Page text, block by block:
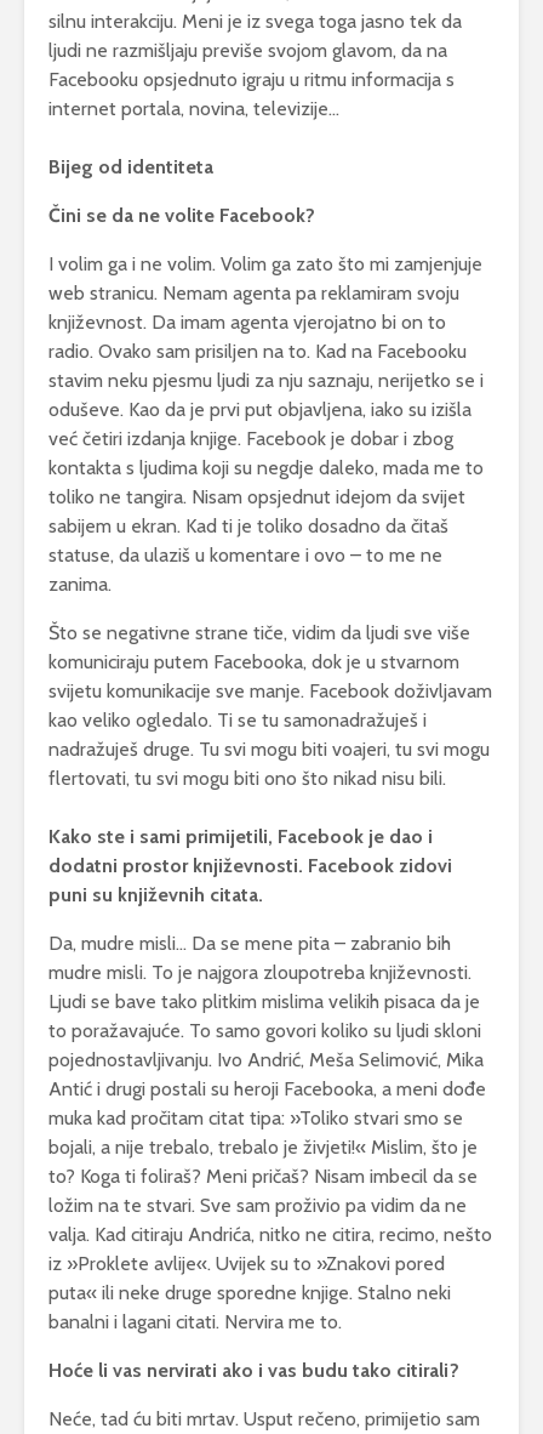
silnu interakciju. Meni je iz svega toga jasno tek da
ljudi ne razmišljaju previše svojom glavom, da na
Facebooku opsjednuto igraju u ritmu informacija s
internet portala, novina, televizije…
Bijeg od identiteta
Čini se da ne volite Facebook?
I volim ga i ne volim. Volim ga zato što mi zamjenjuje
web stranicu. Nemam agenta pa reklamiram svoju
književnost. Da imam agenta vjerojatno bi on to
radio. Ovako sam prisiljen na to. Kad na Facebooku
stavim neku pjesmu ljudi za nju saznaju, nerijetko se i
oduševe. Kao da je prvi put objavljena, iako su izišla
već četiri izdanja knjige. Facebook je dobar i zbog
kontakta s ljudima koji su negdje daleko, mada me to
toliko ne tangira. Nisam opsjednut idejom da svijet
sabijem u ekran. Kad ti je toliko dosadno da čitaš
statuse, da ulaziš u komentare i ovo – to me ne
zanima.
Što se negativne strane tiče, vidim da ljudi sve više
komuniciraju putem Facebooka, dok je u stvarnom
svijetu komunikacije sve manje. Facebook doživljavam
kao veliko ogledalo. Ti se tu samonadražuješ i
nadražuješ druge. Tu svi mogu biti voajeri, tu svi mogu
flertovati, tu svi mogu biti ono što nikad nisu bili.
Kako ste i sami primijetili, Facebook je dao i
dodatni prostor književnosti. Facebook zidovi
puni su književnih citata.
Da, mudre misli… Da se mene pita – zabranio bih
mudre misli. To je najgora zloupotreba književnosti.
Ljudi se bave tako plitkim mislima velikih pisaca da je
to poražavajuće. To samo govori koliko su ljudi skloni
pojednostavljivanju. Ivo Andrić, Meša Selimović, Mika
Antić i drugi postali su heroji Facebooka, a meni dođe
muka kad pročitam citat tipa: »Toliko stvari smo se
bojali, a nije trebalo, trebalo je živjeti!« Mislim, što je
to? Koga ti foliraš? Meni pričaš? Nisam imbecil da se
ložim na te stvari. Sve sam proživio pa vidim da ne
valja. Kad citiraju Andrića, nitko ne citira, recimo, nešto
iz »Proklete avlije«. Uvijek su to »Znakovi pored
puta« ili neke druge sporedne knjige. Stalno neki
banalni i lagani citati. Nervira me to.
Hoće li vas nervirati ako i vas budu tako citirali?
Neće, tad ću biti mrtav. Usput rečeno, primijetio sam